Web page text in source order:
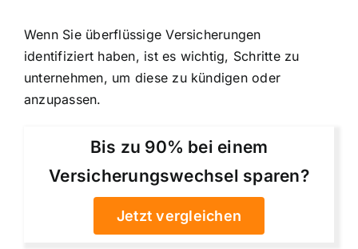
Wenn Sie überflüssige Versicherungen
identifiziert haben, ist es wichtig, Schritte zu
unternehmen, um diese zu kündigen oder
anzupassen.
Bis zu 90% bei einem
Versicherungswechsel sparen?
Jetzt vergleichen